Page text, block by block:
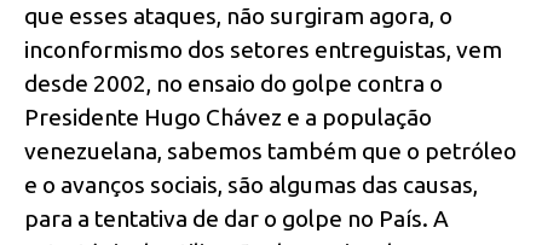
que esses ataques, não surgiram agora, o
inconformismo dos setores entreguistas, vem
desde 2002, no ensaio do golpe contra o
Presidente Hugo Chávez e a população
venezuelana, sabemos também que o petróleo
e o avanços sociais, são algumas das causas,
para a tentativa de dar o golpe no País. A